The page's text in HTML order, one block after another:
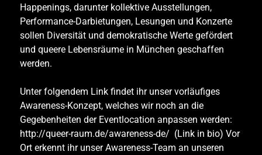
Happenings, darunter kollektive Ausstellungen,
Performance-Darbietungen, Lesungen und Konzerte
sollen Diversität und demokratische Werte gefördert
und queere Lebensräume in München geschaffen
werden.
Unter folgendem Link findet ihr unser vorläufiges
Awareness-Konzept, welches wir noch an die
Gegebenheiten der Eventlocation anpassen werden:
http://queer-raum.de/awareness-de/ (Link in bio) Vor
Ort erkennt ihr unser Awareness-Team an unseren